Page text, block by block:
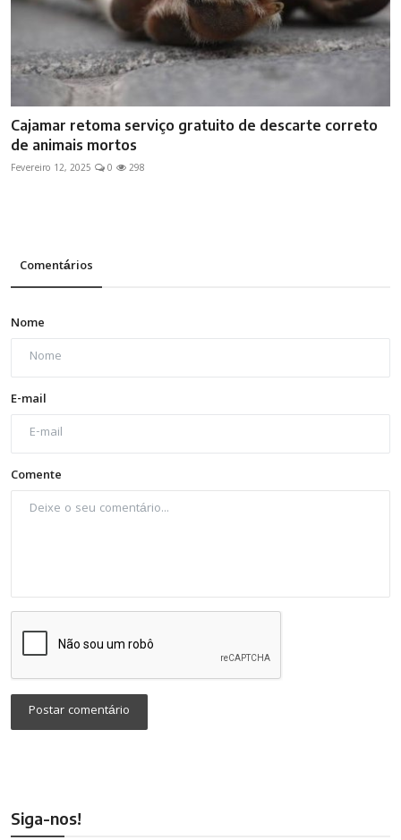
Cajamar retoma serviço gratuito de descarte correto
de animais mortos
Fevereiro 12, 2025 0 298
Comentários
Nome
E-mail
Comente
Postar comentário
Siga-nos!